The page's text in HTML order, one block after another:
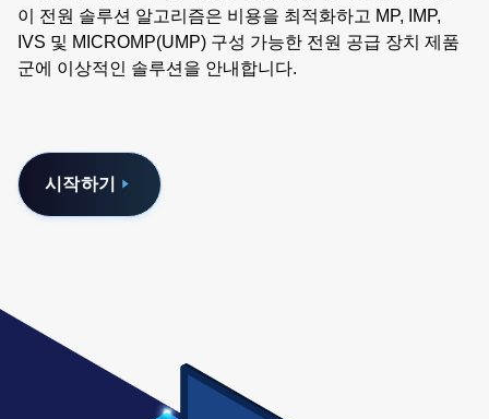
이 전원 솔루션 알고리즘은 비용을 최적화하고 MP, IMP,
IVS 및 MICROMP(UMP) 구성 가능한 전원 공급 장치 제품
군에 이상적인 솔루션을 안내합니다.
시작하기